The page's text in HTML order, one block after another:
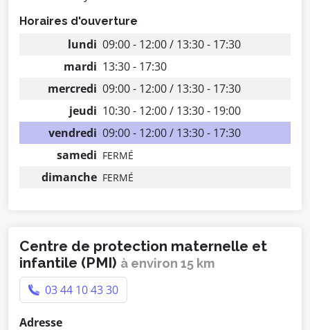
Horaires d'ouverture
lundi 09:00 - 12:00 / 13:30 - 17:30
mardi 13:30 - 17:30
mercredi 09:00 - 12:00 / 13:30 - 17:30
jeudi 10:30 - 12:00 / 13:30 - 19:00
vendredi 09:00 - 12:00 / 13:30 - 17:30
samedi FERMÉ
dimanche FERMÉ
Centre de protection maternelle et
infantile (PMI) à environ 15 km
03 44 10 43 30
Adresse